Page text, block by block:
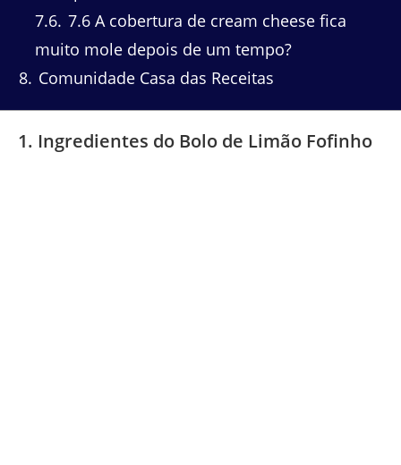
7.6 7.6 A cobertura de cream cheese fica
muito mole depois de um tempo?
8 Comunidade Casa das Receitas
1. Ingredientes do Bolo de Limão Fofinho